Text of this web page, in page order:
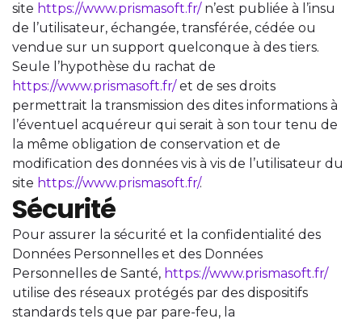
site https://www.prismasoft.fr/n’est publiée à l’insu
de l’utilisateur, échangée, transférée, cédée ou
vendue sur un support quelconque à des tiers.
Seule l’hypothèse du rachat de
https://www.prismasoft.fr/et de ses droits
permettrait la transmission des dites informations à
l’éventuel acquéreur qui serait à son tour tenu de
la même obligation de conservation et de
modification des données vis à vis de l’utilisateur du
site https://www.prismasoft.fr/.
Sécurité
Pour assurer la sécurité et la confidentialité des
Données Personnelles et des Données
Personnelles de Santé, https://www.prismasoft.fr/
utilise des réseaux protégés par des dispositifs
standards tels que par pare-feu, la